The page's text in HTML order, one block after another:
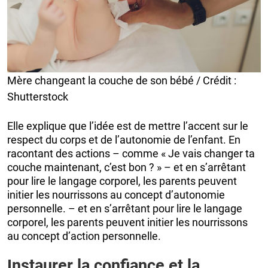
Mère changeant la couche de son bébé / Crédit :
Shutterstock
Elle explique que l’idée est de mettre l’accent sur le
respect du corps et de l’autonomie de l’enfant. En
racontant des actions – comme « Je vais changer ta
couche maintenant, c’est bon ? » – et en s’arrêtant
pour lire le langage corporel, les parents peuvent
initier les nourrissons au concept d’autonomie
personnelle. – et en s’arrêtant pour lire le langage
corporel, les parents peuvent initier les nourrissons
au concept d’action personnelle.